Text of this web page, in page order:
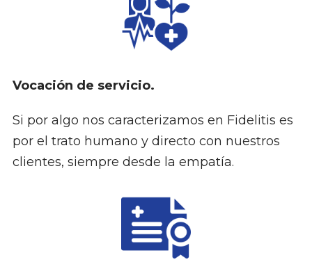
Vocación de servicio.
Si por algo nos caracterizamos en Fidelitis es
por el trato humano y directo con nuestros
clientes, siempre desde la empatía.